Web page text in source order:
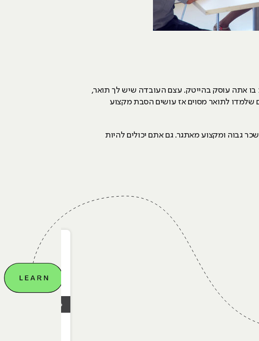
בו אתה עוסק בהייטק. עצם העובדה שיש לך תואר,
שלמדו לתואר מסוים אז עושים הסבת מקצוע
גבוה ומקצוע מאתגר. גם אתם יכולים להיות
28.06.2026